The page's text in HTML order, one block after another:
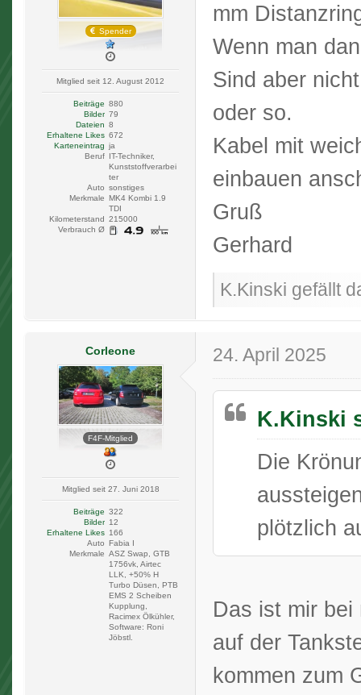
Spender
Mitglied seit 12. August 2012
Beiträge 880
Bilder 79
Dateien 8
Erhaltene Likes 672
Karteneintrag ja
Beruf IT-Techniker,
Kunststoffverarbei
ter
Auto sonstiges
Merkmale MK4 Kombi 1.9
TDI
Kilometerstand 215000
Verbrauch Ø
mm
Wenn man
Sind aber
oder so.
Kabel mit
einbauen
Gruß
Gerhard
K.Kinski gefällt
Corleone
F4F-Mitglied
Mitglied seit 27. Juni 2018
Beiträge 322
Bilder 12
Erhaltene Likes 166
Auto Fabia I
Merkmale ASZ Swap, GTB
1756vk, Airtec
LLK, +50% H
Turbo Düsen, PTB
EMS 2 Scheiben
Kupplung,
Racimex Ölkühler,
Software: Roni
Jöbstl.
24. April 2025
K.Kinski
Die
plötzlich
Das ist mir
auf der
kommen zum